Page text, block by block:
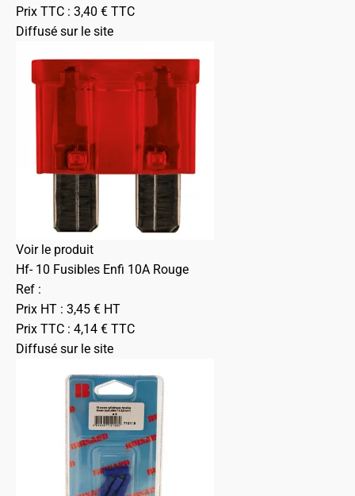
Prix TTC : 3,40 € TTC
Diffusé sur le site
Voir le produit
Hf- 10 Fusibles Enfi 10A Rouge
Ref :
Prix HT : 3,45 € HT
Prix TTC : 4,14 € TTC
Diffusé sur le site